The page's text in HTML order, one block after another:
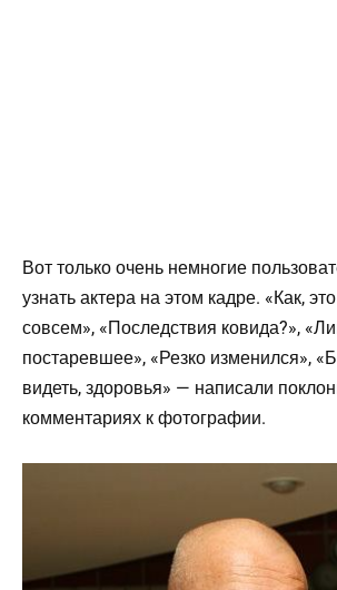
Вот только очень немногие
узнать актера на этом кадре. «Как,
совсем», «Последствия ковида?»,
постаревшее», «Резко изменился»,
видеть, здоровья» — написали
комментариях к фотографии.